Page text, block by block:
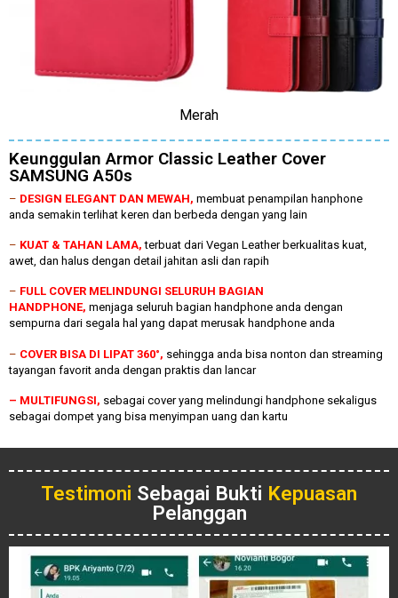
Merah
Keunggulan Armor Classic Leather Cover
SAMSUNG A50s
– DESIGN ELEGANT DAN MEWAH, membuat penampilan hanphone
anda semakin terlihat keren dan berbeda dengan yang lain
– KUAT & TAHAN LAMA,terbuat dari Vegan Leather berkualitas kuat,
awet, dan halus dengan detail jahitan asli dan rapih
– FULL COVER MELINDUNGI SELURUH BAGIAN
HANDPHONE, menjaga seluruh bagian handphone anda dengan
sempurna dari segala hal yang dapat merusak handphone anda
– COVER BISA DI LIPAT 360°, sehingga anda bisa nonton dan streaming
tayangan favorit anda dengan praktis dan lancar
– MULTIFUNGSI, sebagai cover yang melindungi handphone sekaligus
sebagai dompet yang bisa menyimpan uang dan kartu
Testimoni Sebagai Bukti Kepuasan
Pelanggan